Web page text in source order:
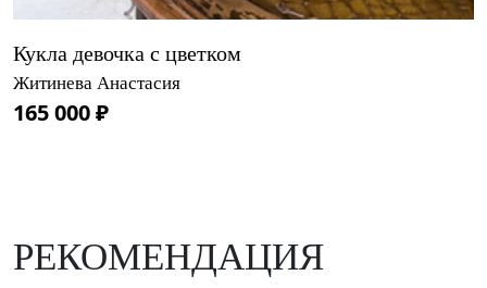
Кукла девочка с цветком
Житинева Анастасия
165 000 ₽
РЕКОМЕНДАЦИЯ